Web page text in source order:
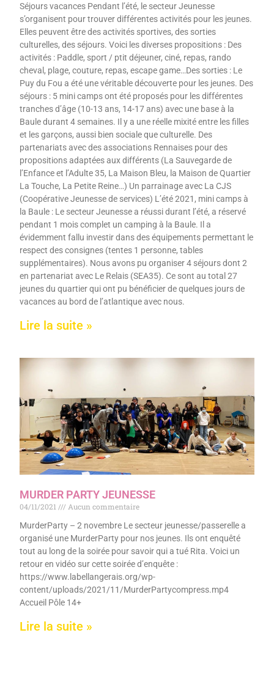
Séjours vacances Pendant l’été, le secteur Jeunesse
s’organisent pour trouver différentes activités pour les jeunes.
Elles peuvent être des activités sportives, des sorties
culturelles, des séjours. Voici les diverses propositions : Des
activités : Paddle, sport / ptit déjeuner, ciné, repas, rando
cheval, plage, couture, repas, escape game…Des sorties : Le
Puy du Fou a été une véritable découverte pour les jeunes. Des
séjours : 5 mini camps ont été proposés pour les différentes
tranches d’âge (10-13 ans, 14-17 ans) avec une base à la
Baule durant 4 semaines. Il y a une réelle mixité entre les filles
et les garçons, aussi bien sociale que culturelle. Des
partenariats avec des associations Rennaises pour des
propositions adaptées aux différents (La Sauvegarde de
l’Enfance et l’Adulte 35, La Maison Bleu, la Maison de Quartier
La Touche, La Petite Reine…) Un parrainage avec La CJS
(Coopérative Jeunesse de services) L’été 2021, mini camps à
la Baule : Le secteur Jeunesse a réussi durant l’été, a réservé
pendant 1 mois complet un camping à la Baule. Il a
évidemment fallu investir dans des équipements permettant le
respect des consignes (tentes 1 personne, tables
supplémentaires). Nous avons pu organiser 4 séjours dont 2
en partenariat avec Le Relais (SEA35). Ce sont au total 27
jeunes du quartier qui ont pu bénéficier de quelques jours de
vacances au bord de l’atlantique avec nous.
Lire la suite »
MURDER PARTY JEUNESSE
04/11/2021
Aucun commentaire
MurderParty – 2 novembre Le secteur jeunesse/passerelle a
organisé une MurderParty pour nos jeunes. Ils ont enquêté
tout au long de la soirée pour savoir qui a tué Rita. Voici un
retour en vidéo sur cette soirée d’enquête :
https://www.labellangerais.org/wp-
content/uploads/2021/11/MurderPartycompress.mp4
Accueil Pôle 14+
Lire la suite »